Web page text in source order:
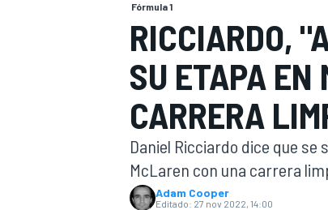
INDYCAR
Fórmula 1
RICCIARDO,
SU ETAPA EN
CARRERA
Daniel Ricciardo dice que se
McLaren con una carrera
Adam Cooper
Editado: 27 nov 2022, 14:00